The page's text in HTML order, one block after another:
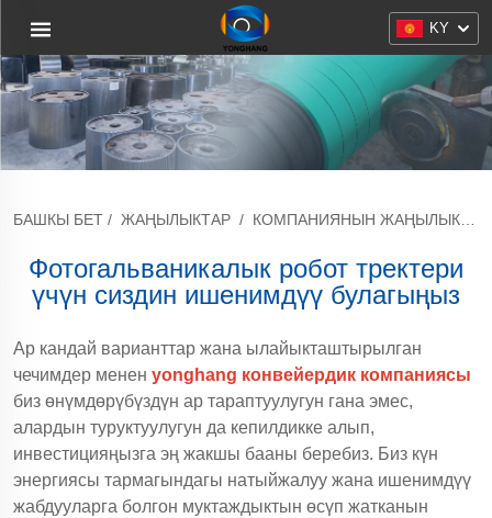
KY
БАШКЫ БЕТ / ЖАҢЫЛЫКТАР / КОМПАНИЯНЫН ЖАҢЫЛЫКТАРЫ
Фотогальваникалык робот тректери
үчүн сиздин ишенимдүү булагыңыз
Ар кандай варианттар жана ылайыкташтырылган
чечимдер менен yonghang конвейердик компаниясы
биз өнүмдөрүбүздүн ар тараптуулугун гана эмес,
алардын туруктуулугун да кепилдикке алып,
инвестицияңызга эң жакшы бааны беребиз. Биз күн
энергиясы тармагындагы натыйжалуу жана ишенимдүү
жабдууларга болгон муктаждыктын өсүп жатканын